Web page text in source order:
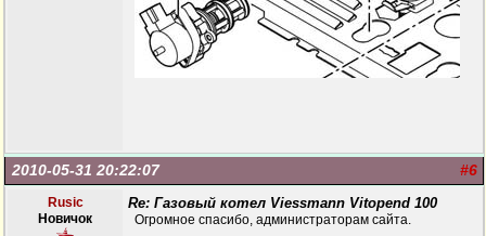
#6
2010-05-31 20:22:07
Rusic
Новичок
Re: Газовый котел Viessmann Vitopend 100
Огромное спасибо, администраторам сайта.